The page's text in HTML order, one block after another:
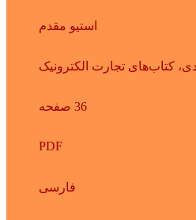
استیو مقدم
کتاب‌های تجارت الکترونیک
36 صفحه
PDF
فارسی